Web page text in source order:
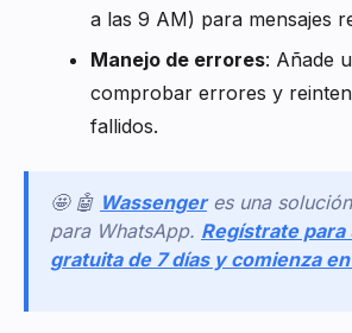
a las 9 AM) para mensajes
Manejo de errores: Añade
comprobar errores y
fallidos.
🤩 🤖 Wassenger es una
para WhatsApp. Regístrate para
gratuita de 7 días y comienza